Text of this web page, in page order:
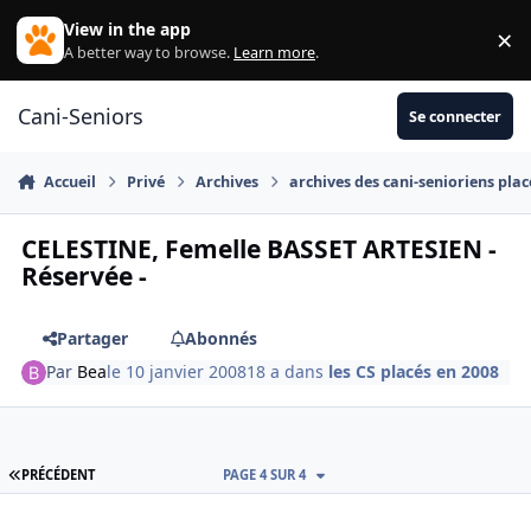
Aller au contenu
View in the app
A better way to browse. Learn more. ×
Cani-Seniors Se connecter
Accueil Privé Archives archives des cani-senioriens
CELESTINE, Femelle BASSET ARTESIEN -
Réservée -
Partager
Abonnés
Par Beale 10 janvier 200818 a dans les CS placés en 2008
PREMIÈRE PAGE
PRÉCÉDENT PAGE 4 SUR 4